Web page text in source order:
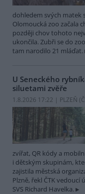
dohledem svých matek
Olomoucká zoo začala
později chov tohoto
ukončila. Zubři se do
tam narodilo 21 mláďat.
U Seneckého
siluetami zvěře
1.8.2026 17:22 | PLZEŇ (
zvířat, QR kódy a
i dětským skupinám,
zajistila městská
Plzně, řekl ČTK
SVS Richard Havelka.